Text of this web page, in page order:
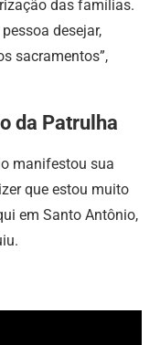
das famílias.
desejar,
sacramentos”,
da Patrulha
manifestou sua
que estou muito
em Santo Antônio,